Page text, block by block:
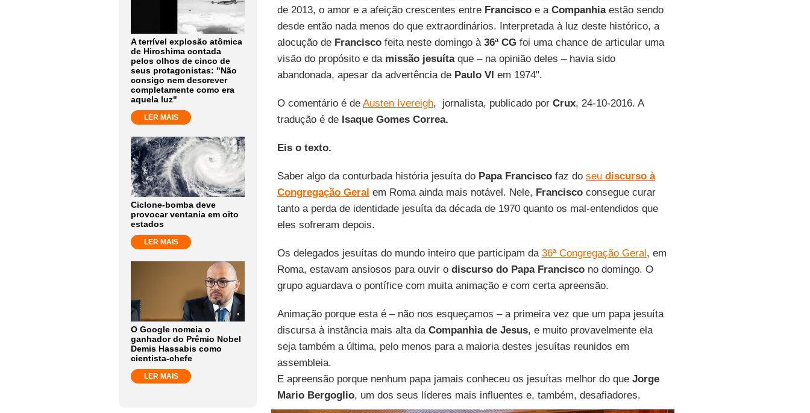
A terrível explosão atômica
de Hiroshima contada
pelos olhos de cinco de
seus protagonistas: "Não
consigo nem descrever
completamente como era
aquela luz"
LER MAIS
Ciclone-bomba deve
provocar ventania em oito
estados
LER MAIS
O Google nomeia o
ganhador do Prêmio Nobel
Demis Hassabis como
cientista-chefe
LER MAIS
de 2013, o amor e a afeição crescentes entre Francisco e a Companhiaestão sendo
desde então nada menos do que extraordinários. Interpretada à luz deste histórico, a
alocução deFranciscofeita neste domingo à 36ª CGfoi uma chance de articular uma
visão do propósito e da missão jesuítaque – na opinião deles – havia sido
abandonada, apesar da advertência dePaulo VI em 1974".
O comentário é de Austen Ivereigh, jornalista, publicado por Crux, 24-10-2016. A
tradução é de Isaque Gomes Correa.
Eis o texto.
Saber algo da conturbada história jesuíta do Papa Franciscofaz do seudiscurso à
Congregação Geral em Roma ainda mais notável. Nele, Franciscoconsegue curar
tanto a perda de identidade jesuíta da década de 1970 quanto os mal-entendidos que
eles sofreram depois.
Os delegados jesuítas do mundo inteiro que participam da 36ª Congregação Geral, em
Roma, estavam ansiosos para ouvir o discurso do Papa Franciscono domingo. O
grupo aguardava o pontífice com muita animação e com certa apreensão.
Animação porque esta é – não nos esqueçamos – a primeira vez que um papa jesuíta
discursa à instância mais alta da Companhia de Jesus, e muito provavelmente ela
seja também a última, pelo menos para a maioria destes jesuítas reunidos em
assembleia.
E apreensão porque nenhum papa jamais conheceu os jesuítas melhor do que Jorge
Mario Bergoglio, um dos seus líderes mais influentes e, também, desafiadores.